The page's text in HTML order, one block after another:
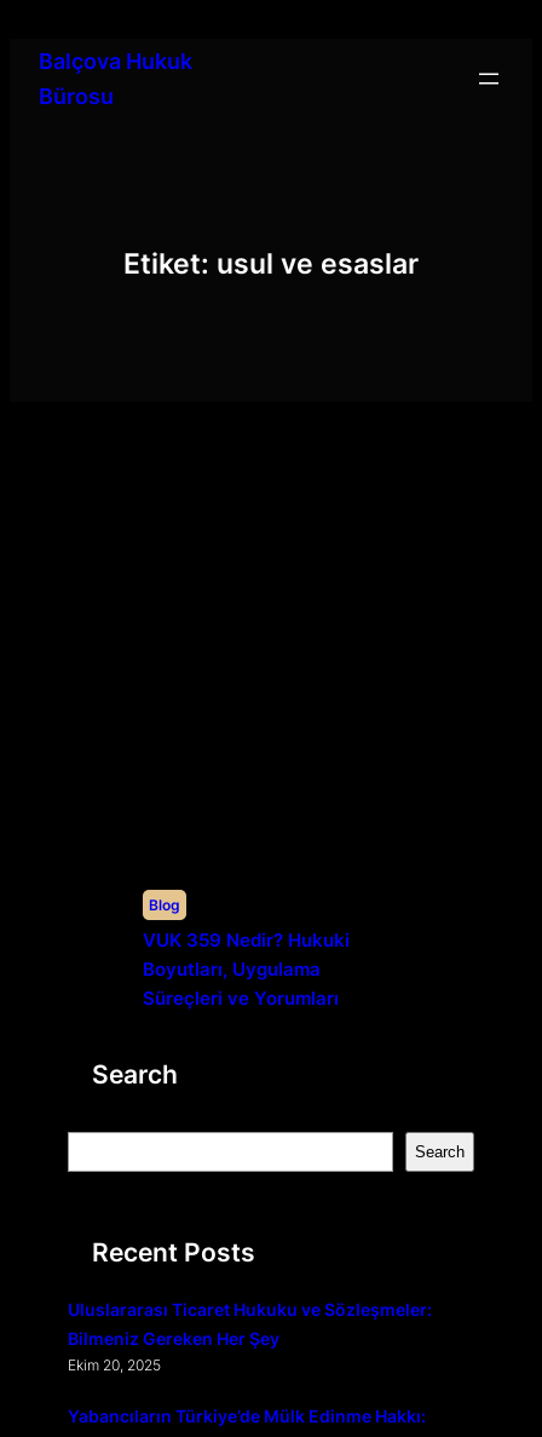
Balçova Hukuk
Bürosu
Etiket: usul ve esaslar
Blog
VUK 359 Nedir? Hukuki
Boyutları, Uygulama
Süreçleri ve Yorumları
Search
e
Search
Recent Posts
Uluslararası Ticaret Hukuku ve Sözleşmeler:
Bilmeniz Gereken Her Şey
Ekim 20, 2025
Yabancıların Türkiye’de Mülk Edinme Hakkı: